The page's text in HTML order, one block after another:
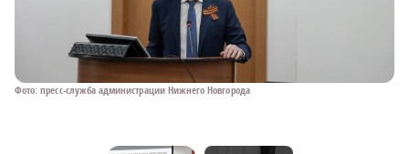
Фото: пресс-служба администрации Нижнего Новгорода